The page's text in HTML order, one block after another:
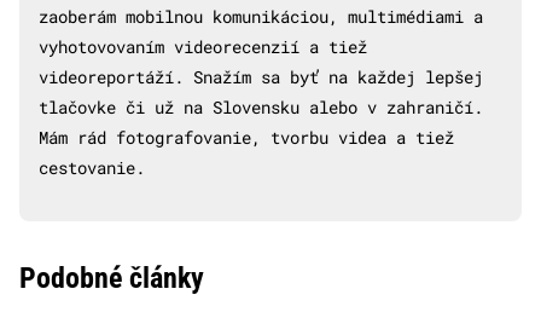
zaoberám mobilnou komunikáciou, multimédiami a
vyhotovovaním videorecenzií a tiež
videoreportáží. Snažím sa byť na každej lepšej
tlačovke či už na Slovensku alebo v zahraničí.
Mám rád fotografovanie, tvorbu videa a tiež
cestovanie.
Podobné články